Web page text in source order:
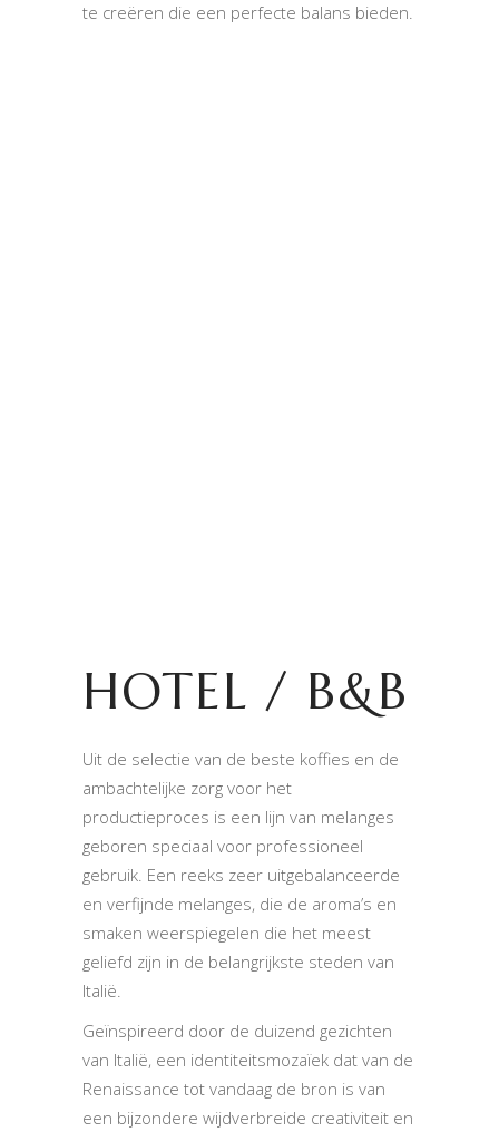
te creëren die een perfecte balans bieden.
HOTEL / B&B
Uit de selectie van de beste koffies en de
ambachtelijke zorg voor het
productieproces is een lijn van melanges
geboren speciaal voor professioneel
gebruik. Een reeks zeer uitgebalanceerde
en verfijnde melanges, die de aroma’s en
smaken weerspiegelen die het meest
geliefd zijn in de belangrijkste steden van
Italië.
Geïnspireerd door de duizend gezichten
van Italië, een identiteitsmozaïek dat van de
Renaissance tot vandaag de bron is van
een bijzondere wijdverbreide creativiteit en